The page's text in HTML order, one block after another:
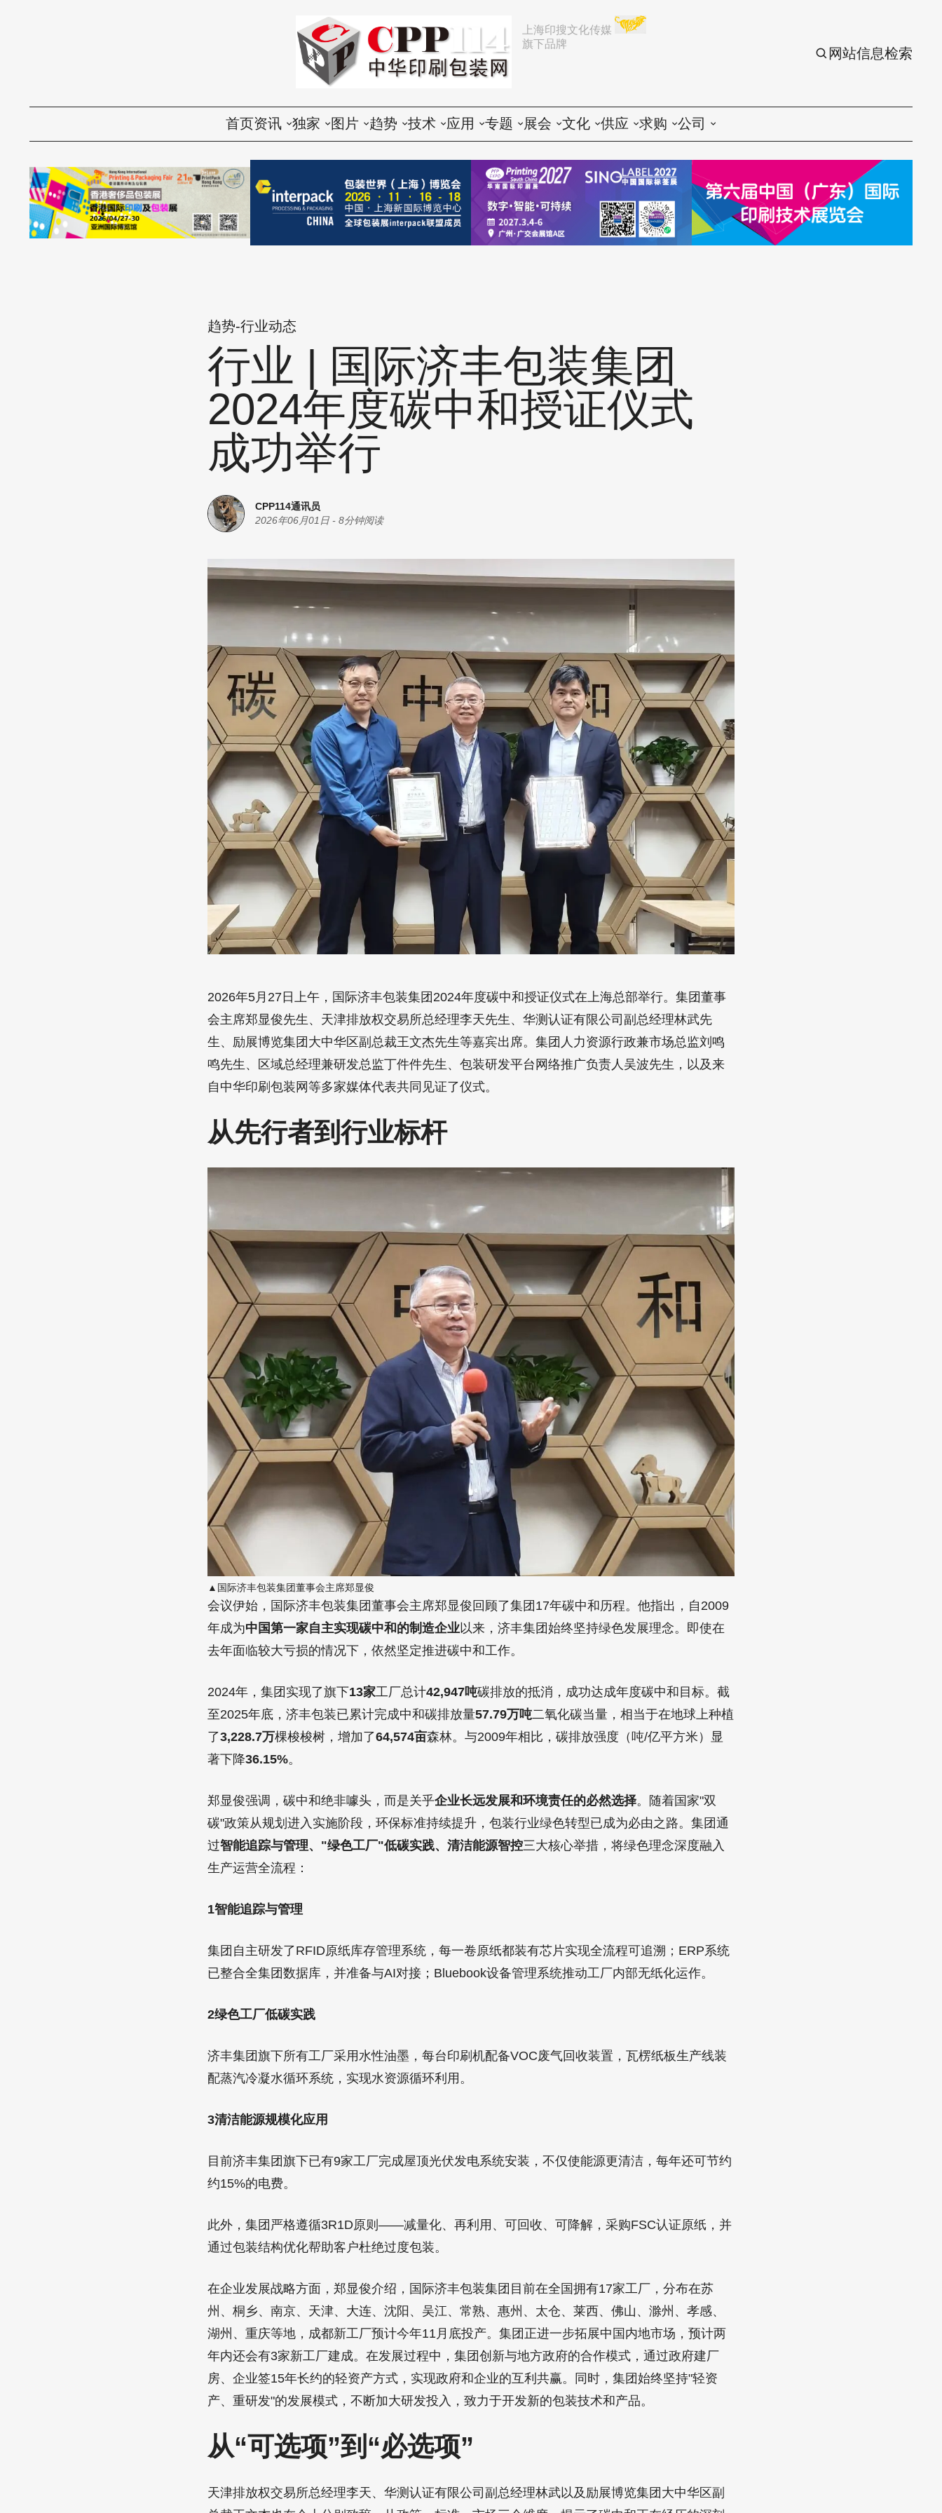
上海印搜文化传媒
旗下品牌
网站信息检索
首页资讯
国内
国际
独家
评论
访谈
话题
图片
活动
展会
设备
趋势
行业动态
企业动态
营销
商机
技术
印前
印中
印后
油墨
应用
胶印
数码
标签
丝印
其他
专题
展会
企业
咨询
展会
推荐
中国
东南亚
文化
文化创意
供应
会议
印刷设备
印刷材料
求购
印刷
包装
丝印
公司
印刷
包装
丝印
趋势-行业动态
行业 | 国际济丰包装集团
2024年度碳中和授证仪式
成功举行
CPP114通讯员
2026年06月01日- 8分钟阅读
2026年5月27日上午，国际济丰包装集团2024年度碳中和授证仪式在上海总部举行。集团董事
会主席郑显俊先生、天津排放权交易所总经理李天先生、华测认证有限公司副总经理林武先
生、励展博览集团大中华区副总裁王文杰先生等嘉宾出席。集团人力资源行政兼市场总监刘鸣
鸣先生、区域总经理兼研发总监丁件件先生、包装研发平台网络推广负责人吴波先生，以及来
自中华印刷包装网等多家媒体代表共同见证了仪式。
从先行者到行业标杆
▲国际济丰包装集团董事会主席郑显俊
会议伊始，国际济丰包装集团董事会主席郑显俊回顾了集团17年碳中和历程。他指出，自2009
年成为中国第一家自主实现碳中和的制造企业以来，济丰集团始终坚持绿色发展理念。即使在
去年面临较大亏损的情况下，依然坚定推进碳中和工作。
2024年，集团实现了旗下13家工厂总计42,947吨碳排放的抵消，成功达成年度碳中和目标。截
至2025年底，济丰包装已累计完成中和碳排放量57.79万吨二氧化碳当量，相当于在地球上种植
了3,228.7万棵梭梭树，增加了64,574亩森林。与2009年相比，碳排放强度（吨/亿平方米）显
著下降36.15%。
郑显俊强调，碳中和绝非噱头，而是关乎企业长远发展和环境责任的必然选择。随着国家"双
碳"政策从规划进入实施阶段，环保标准持续提升，包装行业绿色转型已成为必由之路。集团通
过智能追踪与管理、"绿色工厂"低碳实践、清洁能源智控三大核心举措，将绿色理念深度融入
生产运营全流程：
1智能追踪与管理
集团自主研发了RFID原纸库存管理系统，每一卷原纸都装有芯片实现全流程可追溯；ERP系统
已整合全集团数据库，并准备与AI对接；Bluebook设备管理系统推动工厂内部无纸化运作。
2绿色工厂低碳实践
济丰集团旗下所有工厂采用水性油墨，每台印刷机配备VOC废气回收装置，瓦楞纸板生产线装
配蒸汽冷凝水循环系统，实现水资源循环利用。
3清洁能源规模化应用
目前济丰集团旗下已有9家工厂完成屋顶光伏发电系统安装，不仅使能源更清洁，每年还可节约
约15%的电费。
此外，集团严格遵循3R1D原则——减量化、再利用、可回收、可降解，采购FSC认证原纸，并
通过包装结构优化帮助客户杜绝过度包装。
在企业发展战略方面，郑显俊介绍，国际济丰包装集团目前在全国拥有17家工厂，分布在苏
州、桐乡、南京、天津、大连、沈阳、吴江、常熟、惠州、太仓、莱西、佛山、滁州、孝感、
湖州、重庆等地，成都新工厂预计今年11月底投产。集团正进一步拓展中国内地市场，预计两
年内还会有3家新工厂建成。在发展过程中，集团创新与地方政府的合作模式，通过政府建厂
房、企业签15年长约的轻资产方式，实现政府和企业的互利共赢。同时，集团始终坚持"轻资
产、重研发"的发展模式，不断加大研发投入，致力于开发新的包装技术和产品。
从“可选项”到“必选项”
天津排放权交易所总经理李天、华测认证有限公司副总经理林武以及励展博览集团大中华区副